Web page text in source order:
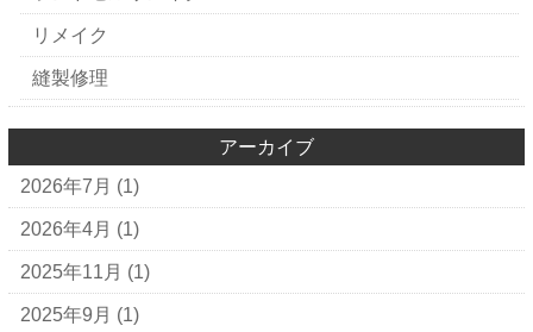
リメイク
縫製修理
アーカイブ
2026年7月 (1)
2026年4月 (1)
2025年11月 (1)
2025年9月 (1)